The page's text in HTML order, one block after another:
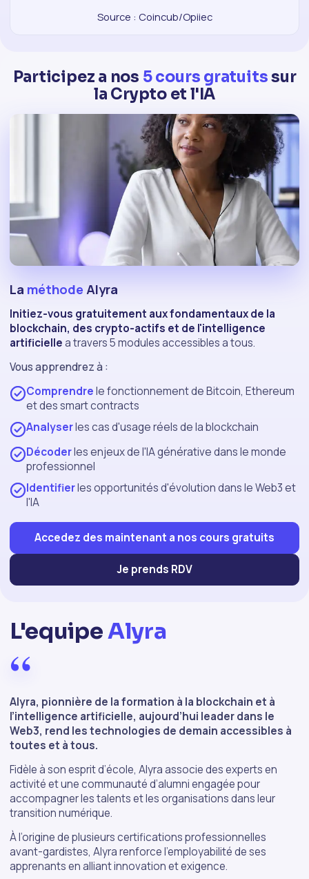
Source : Coincub/Opiiec
Participez a nos 5 cours gratuitssur
la Crypto et l'IA
La méthodeAlyra
Initiez-vous gratuitement aux fondamentaux de la
blockchain, des crypto-actifs et de l'intelligence
artificiellea travers 5 modules accessibles a tous.
Vous apprendrez à :
Comprendrele fonctionnement de Bitcoin, Ethereum
et des smart contracts
Analyserles cas d'usage réels de la blockchain
Décoderles enjeux de l'IA générative dans le monde
professionnel
Identifierles opportunités d'évolution dans le Web3 et
l'IA
Accedez des maintenant a nos cours gratuits
Je prends RDV
L'equipeAlyra
“
Alyra, pionnière de la formation à la blockchain et à
l’intelligence artificielle, aujourd’hui leader dans le
Web3, rend les technologies de demain accessibles à
toutes et à tous.
Fidèle à son esprit d’école, Alyra associe des experts en
activité et une communauté d’alumni engagée pour
accompagner les talents et les organisations dans leur
transition numérique.
À l’origine de plusieurs certifications professionnelles
avant-gardistes, Alyra renforce l’employabilité de ses
apprenants en alliant innovation et exigence.